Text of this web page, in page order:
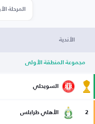
المرحلة
الأندية
مجموعة المنطقة الأولى
السويحلي
2 الأهلي طرابلس